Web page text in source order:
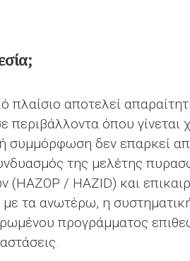
αποτελεί
περιβάλλοντα όπου
συμμόρφωση δεν επαρκεί
της μελέτης
(HAZOP / HAZID) και
τα ανωτέρω, η
προγράμματος